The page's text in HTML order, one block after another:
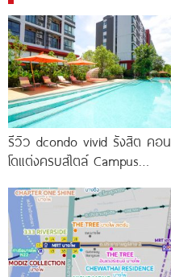
รีวิว dcondo vivid รังสิต คอน
โดแต่งครบสไตล์ Campus
พร้อมรับ-ส่ง